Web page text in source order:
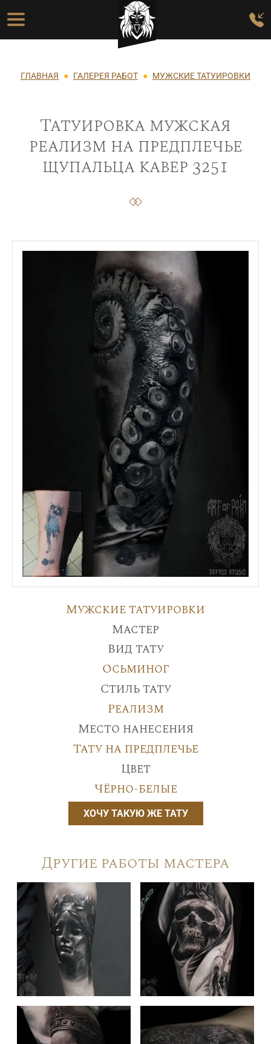
Перейти к основному содержанию
Основная навигация
Строка навигации
ГЛАВНАЯ ГАЛЕРЕЯ РАБОТ МУЖСКИЕ ТАТУИРОВКИ
Татуировка мужская
реализм на предплечье
щупальца кавер 3251
Мужские татуировки
Мастер
Вид тату
Осьминог
Стиль тату
Реализм
Место нанесения
Тату на предплечье
Цвет
Чёрно-белые
ХОЧУ ТАКУЮ ЖЕ ТАТУ
Другие работы мастера